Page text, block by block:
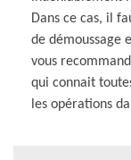
Dans ce cas, il
de démoussage
vous
qui connait
les opérations